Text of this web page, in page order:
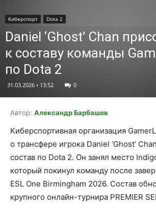
Киберспорт Dota 2
Daniel ‘Ghost’ Chan
к составу команды
по Dota 2
31.03.2026 • 13:52 0
Автор: Александр Барбашов
Киберспортивная организация
о трансфере игрока Daniel ‘Ghost’
состав по Dota 2. Он занял место Indigo
который покинул команду после
ESL One Birmingham 2026. Состав
крупного онлайн-турнира PREMIER